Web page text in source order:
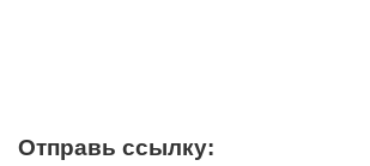
Отправь ссылку: